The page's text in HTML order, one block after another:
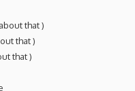
that )
that )
that )